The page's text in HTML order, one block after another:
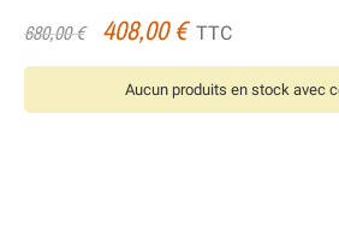
680,00 € 408,00 €TTC
Aucun produits en stock avec